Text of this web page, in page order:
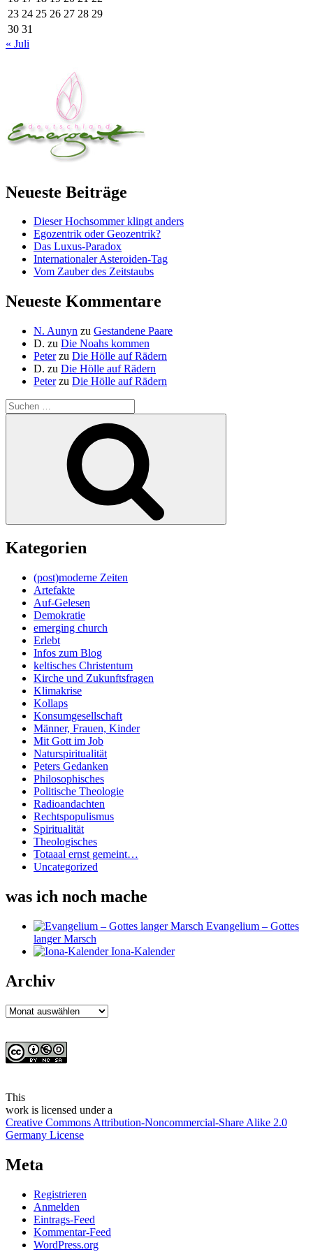
23 24 25 26 27 28 29
30 31
« Juli
Neueste Beiträge
Dieser Hochsommer klingt anders
Egozentrik oder Geozentrik?
Das Luxus-Paradox
Internationaler Asteroiden-Tag
Vom Zauber des Zeitstaubs
Neueste Kommentare
N. Aunyn zu Gestandene Paare
D. zu Die Noahs kommen
Peterzu Die Hölle auf Rädern
D. zu Die Hölle auf Rädern
Peterzu Die Hölle auf Rädern
Suche
nach:
Kategorien
(post)moderne Zeiten
Artefakte
Auf-Gelesen
Demokratie
emerging church
Erlebt
Infos zum Blog
keltisches Christentum
Kirche und Zukunftsfragen
Klimakrise
Kollaps
Konsumgesellschaft
Männer, Frauen, Kinder
Mit Gott im Job
Naturspiritualität
Peters Gedanken
Philosophisches
Politische Theologie
Radioandachten
Rechtspopulismus
Spiritualität
Theologisches
Totaaal ernst gemeint…
Uncategorized
was ich noch mache
Evangelium – Gottes
langer Marsch
Iona-Kalender
Archiv
Archiv
This
work is licensed under a
Creative Commons Attribution-Noncommercial-Share Alike 2.0
Germany License
Meta
Registrieren
Anmelden
Eintrags-Feed
Kommentar-Feed
WordPress.org